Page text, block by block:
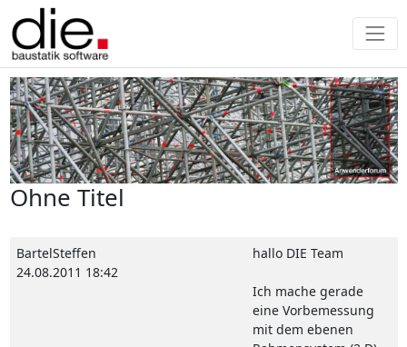
Ohne Titel
BartelSteffen
24.08.2011 18:42
hallo DIE Team
Ich mache gerade
eine Vorbemessung
mit dem ebenen